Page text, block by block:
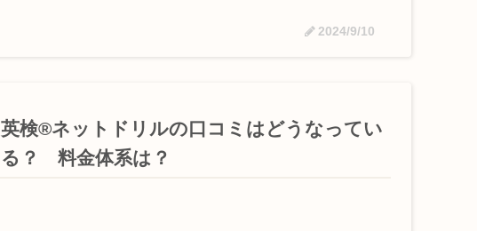
2024/9/10
英検®ネットドリルの口コミはどうなってい
る？ 料金体系は？